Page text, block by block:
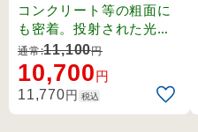
コンクリート等の粗面に
も密着。投射された光を
正確に再帰反射する反射
シート。
通常:11,100円
10,700円
11,770円 税込